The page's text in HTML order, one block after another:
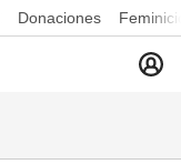
Donaciones